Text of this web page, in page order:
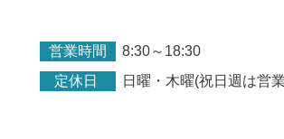
営業時間
8:30～18:30
定休日
日曜・木曜(祝日週は営